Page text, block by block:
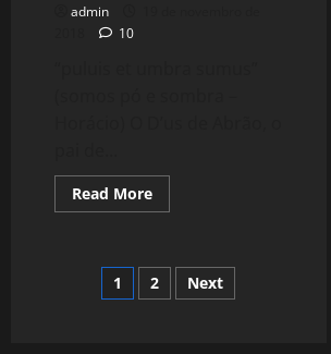
admin
10
Read MoreRead
more
Redenção
–
Dia
Paginação
1 2 Next